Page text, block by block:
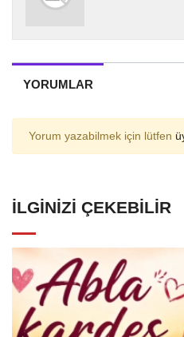
YORUMLAR
Yorum yazabilmek için lütfen
İLGINIZI ÇEKEBILIR